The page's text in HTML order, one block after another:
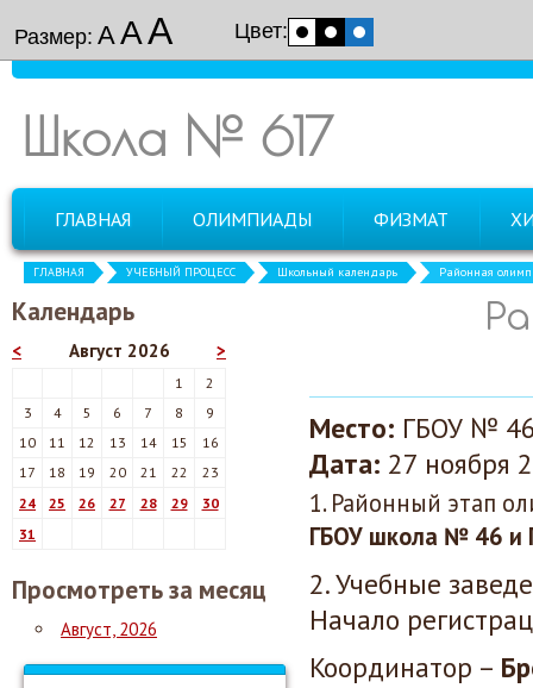
Размер: ААА Цвет:
Школа № 617
ГЛАВНАЯ ОЛИМПИАДЫ ФИЗМАТ
ГЛАВНАЯ УЧЕБНЫЙ ПРОЦЕСС Школьный календарь Районная
Календарь
< >
Август 2026
1
2
3
4 5 6 7 8
9
10
11 12 13 14 15
16
17
18 19 20 21 22
23
24
25 26 27 28 29
30
31
Просмотреть за месяц
Август, 2026
Место: ГБОУ №
Дата: 27 ноября
1. Районный этап
ГБОУ школа № 46
2. Учебные
Начало
Координатор –